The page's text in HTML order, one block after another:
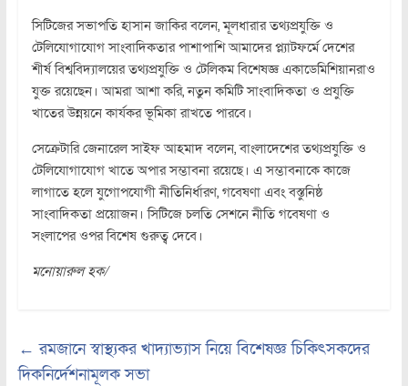
সিটিজের সভাপতি হাসান জাকির বলেন, মূলধারার তথ্যপ্রযুক্তি ও
টেলিযোগাযোগ সাংবাদিকতার পাশাপাশি আমাদের প্ল্যাটফর্মে দেশের
শীর্ষ বিশ্ববিদ্যালয়ের তথ্যপ্রযুক্তি ও টেলিকম বিশেষজ্ঞ একাডেমিশিয়ানরাও
যুক্ত রয়েছেন। আমরা আশা করি, নতুন কমিটি সাংবাদিকতা ও প্রযুক্তি
খাতের উন্নয়নে কার্যকর ভূমিকা রাখতে পারবে।
সেক্রেটারি জেনারেল সাইফ আহমাদ বলেন, বাংলাদেশের তথ্যপ্রযুক্তি ও
টেলিযোগাযোগ খাতে অপার সম্ভাবনা রয়েছে। এ সম্ভাবনাকে কাজে
লাগাতে হলে যুগোপযোগী নীতিনির্ধারণ, গবেষণা এবং বস্তুনিষ্ঠ
সাংবাদিকতা প্রয়োজন। সিটিজে চলতি সেশনে নীতি গবেষণা ও
সংলাপের ওপর বিশেষ গুরুত্ব দেবে।
মনোয়ারুল হক/
← রমজানে স্বাস্থ্যকর খাদ্যাভ্যাস নিয়ে বিশেষজ্ঞ চিকিৎসকদের
দিকনির্দেশনামূলক সভা